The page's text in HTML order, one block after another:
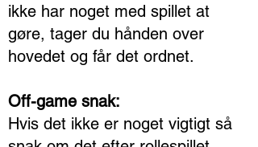
ikke har noget med spillet at
gøre, tager du hånden over
hovedet og får det ordnet.
Off-game snak:
Hvis det ikke er noget vigtigt så